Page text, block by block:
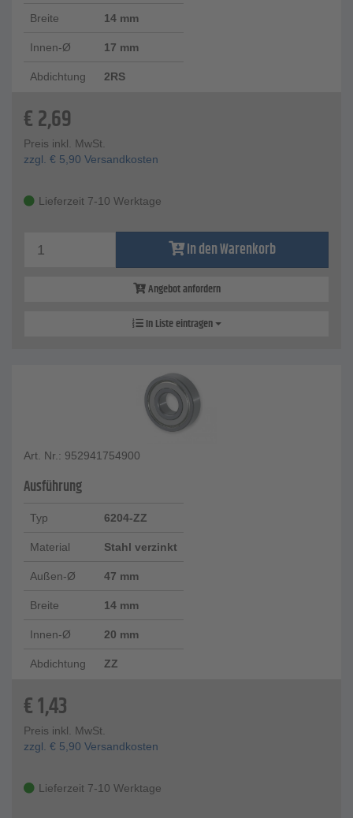
Breite 14 mm
Innen-Ø 17 mm
Abdichtung 2RS
€2,69
Preis inkl. MwSt.
zzgl. € 5,90 Versandkosten
Lieferzeit 7-10 Werktage
In den Warenkorb
Angebot anfordern
In Liste eintragen
Art. Nr.: 952941754900
Ausführung
Typ 6204-ZZ
Material Stahl verzinkt
Außen-Ø 47 mm
Breite 14 mm
Innen-Ø 20 mm
Abdichtung ZZ
€1,43
Preis inkl. MwSt.
zzgl. € 5,90 Versandkosten
Lieferzeit 7-10 Werktage